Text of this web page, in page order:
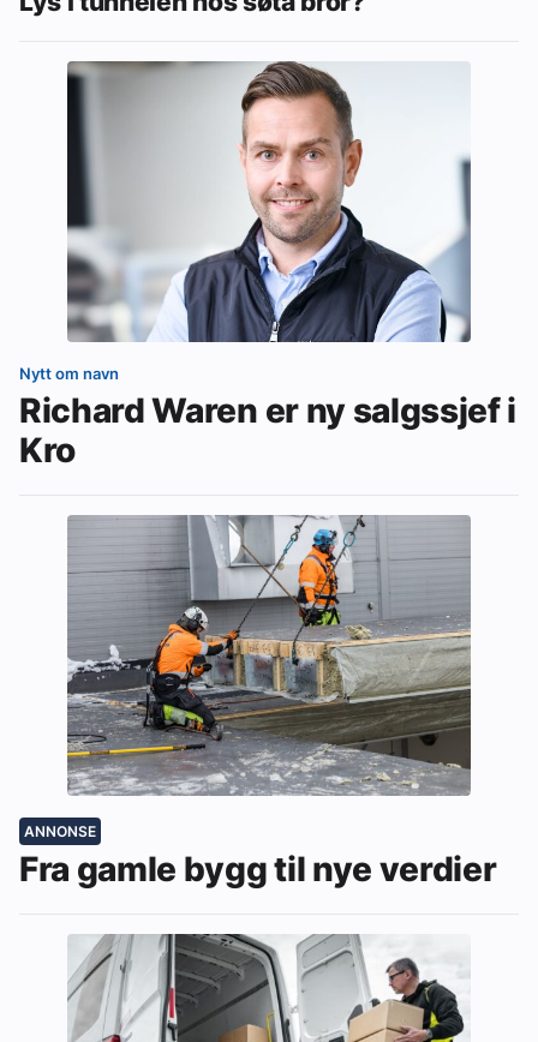
Nytt om navn
Richard Waren er ny salgssjef i
Kro
ANNONSE
Fra gamle bygg til nye verdier